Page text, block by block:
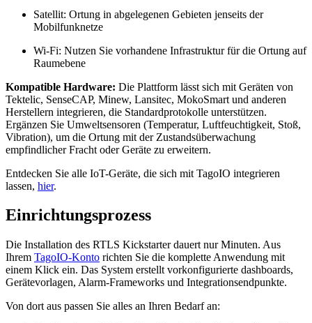
Satellit: Ortung in abgelegenen Gebieten jenseits der
Mobilfunknetze
Wi-Fi: Nutzen Sie vorhandene Infrastruktur für die Ortung auf
Raumebene
Kompatible Hardware: Die Plattform lässt sich mit Geräten von
Tektelic, SenseCAP, Minew, Lansitec, MokoSmart und anderen
Herstellern integrieren, die Standardprotokolle unterstützen.
Ergänzen Sie Umweltsensoren (Temperatur, Luftfeuchtigkeit, Stoß,
Vibration), um die Ortung mit der Zustandsüberwachung
empfindlicher Fracht oder Geräte zu erweitern.
Entdecken Sie alle IoT-Geräte, die sich mit TagoIO integrieren
lassen, hier.
Einrichtungsprozess
Die Installation des RTLS Kickstarter dauert nur Minuten. Aus
Ihrem TagoIO-Konto richten Sie die komplette Anwendung mit
einem Klick ein. Das System erstellt vorkonfigurierte dashboards,
Gerätevorlagen, Alarm-Frameworks und Integrationsendpunkte.
Von dort aus passen Sie alles an Ihren Bedarf an: